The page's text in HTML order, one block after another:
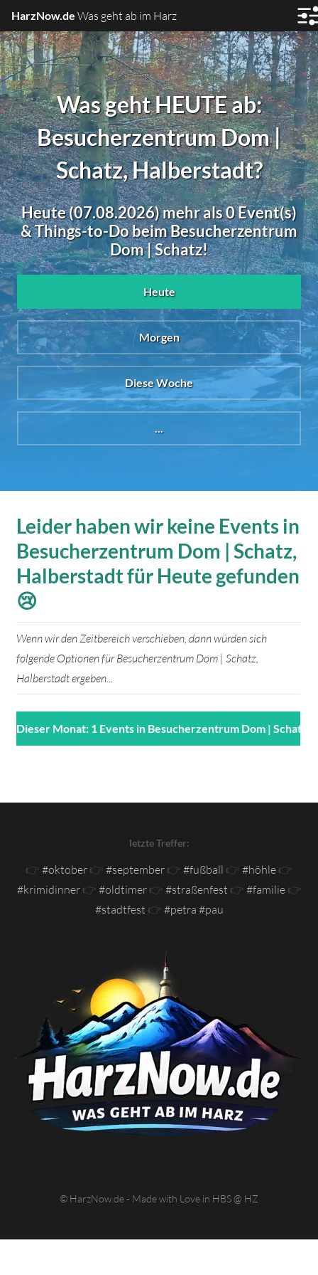
HarzNow.de Was geht ab im Harz
Was geht HEUTE ab:
Besucherzentrum Dom |
Schatz, Halberstadt?
Heute (07.08.2026) mehr als 0 Event(s)
& Things-to-Do beim Besucherzentrum
Dom | Schatz!
Heute
Morgen
Diese Woche
Leider haben wir keine Events in
Besucherzentrum Dom | Schatz,
Halberstadt für Heute gefunden
😢
Wenn wir den Zeitbereich verschieben, dann würden sich
folgende Optionen für Besucherzentrum Dom | Schatz,
Halberstadt ergeben...
Dieser Monat: 1 Events in Besucherzentrum Dom | Schatz,
letzte Treffer:
👉 #oktober 👉 #september 👉 #fußball 👉 #höhle 👉
#krimidinner👉 #oldtimer👉 #straßenfest 👉 #familie👉
#stadtfest 👉 #petra #pau
© HarzNow.de - Made with Love in HBS @ HZ